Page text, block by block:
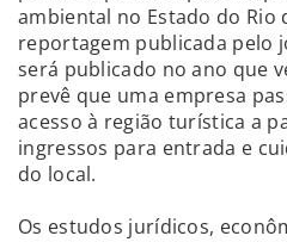
ambiental no Estado do Rio
reportagem publicada pelo
será publicado no ano que
prevê que uma empresa
acesso à região turística a
ingressos para entrada e
do local.
Os estudos jurídicos,